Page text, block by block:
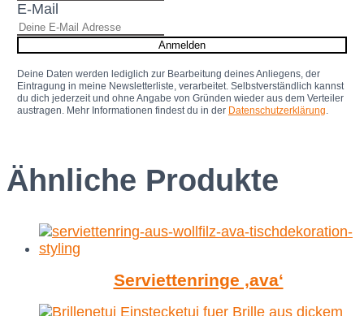
E-Mail
Anmelden
Deine Daten werden lediglich zur Bearbeitung deines Anliegens, der
Eintragung in meine Newsletterliste, verarbeitet. Selbstverständlich kannst
du dich jederzeit und ohne Angabe von Gründen wieder aus dem Verteiler
austragen. Mehr Informationen findest du in der Datenschutzerklärung.
Ähnliche Produkte
Serviettenringe ‚ava‘